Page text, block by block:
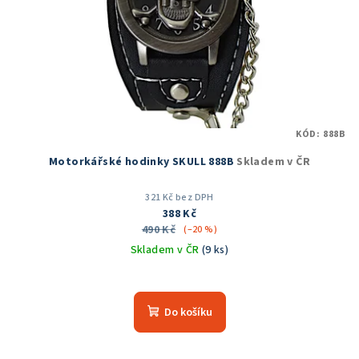
Motorkářské hodinky SKULL 888B Skladem v ČR
321 Kč bez DPH
388 Kč
490 Kč (–20 %)
Skladem v ČR (9 ks)
hodnocení
produktu
Do košíku
KÓD: 888B